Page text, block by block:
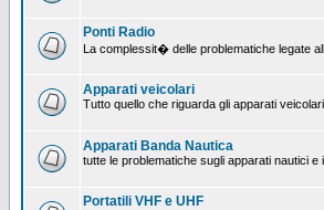
Ponti Radio
La complessit� delle problematiche legate
Apparati veicolari
Tutto quello che riguarda gli apparati veicolari
Apparati Banda Nautica
tutte le problematiche sugli apparati nautici e
Portatili VHF e UHF